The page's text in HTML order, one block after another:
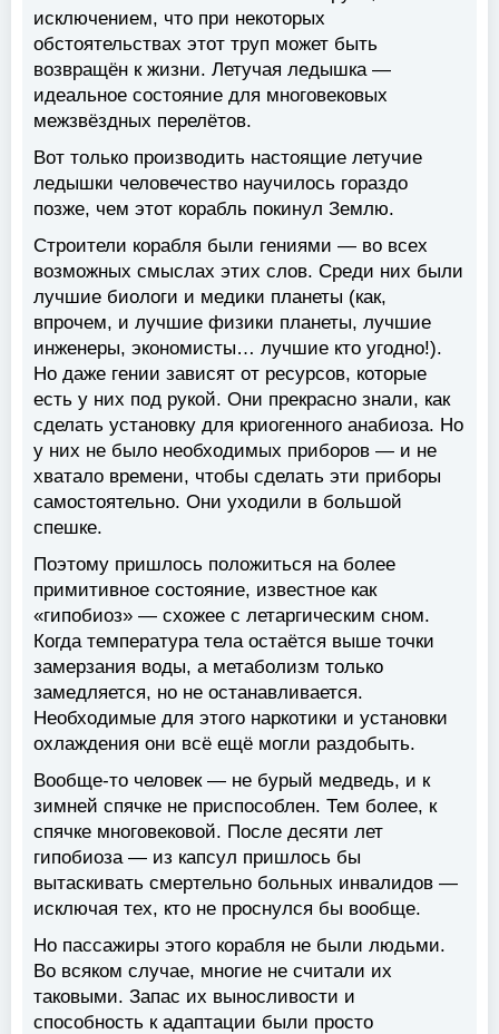
исключением, что при некоторых
обстоятельствах этот труп может быть
возвращён к жизни. Летучая ледышка —
идеальное состояние для многовековых
межзвёздных перелётов.
Вот только производить настоящие летучие
ледышки человечество научилось гораздо
позже, чем этот корабль покинул Землю.
Строители корабля были гениями — во всех
возможных смыслах этих слов. Среди них были
лучшие биологи и медики планеты (как,
впрочем, и лучшие физики планеты, лучшие
инженеры, экономисты… лучшие кто угодно!).
Но даже гении зависят от ресурсов, которые
есть у них под рукой. Они прекрасно знали, как
сделать установку для криогенного анабиоза. Но
у них не было необходимых приборов — и не
хватало времени, чтобы сделать эти приборы
самостоятельно. Они уходили в большой
спешке.
Поэтому пришлось положиться на более
примитивное состояние, известное как
«гипобиоз» — схожее с летаргическим сном.
Когда температура тела остаётся выше точки
замерзания воды, а метаболизм только
замедляется, но не останавливается.
Необходимые для этого наркотики и установки
охлаждения они всё ещё могли раздобыть.
Вообще-то человек — не бурый медведь, и к
зимней спячке не приспособлен. Тем более, к
спячке многовековой. После десяти лет
гипобиоза — из капсул пришлось бы
вытаскивать смертельно больных инвалидов —
исключая тех, кто не проснулся бы вообще.
Но пассажиры этого корабля не были людьми.
Во всяком случае, многие не считали их
таковыми. Запас их выносливости и
способность к адаптации были просто